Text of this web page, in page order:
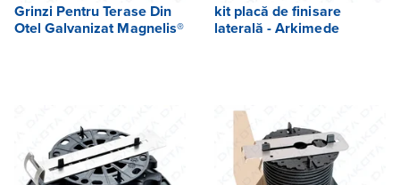
Grinzi Pentru Terase Din
Otel Galvanizat Magnelis®
kit placă de finisare
laterală - Arkimede